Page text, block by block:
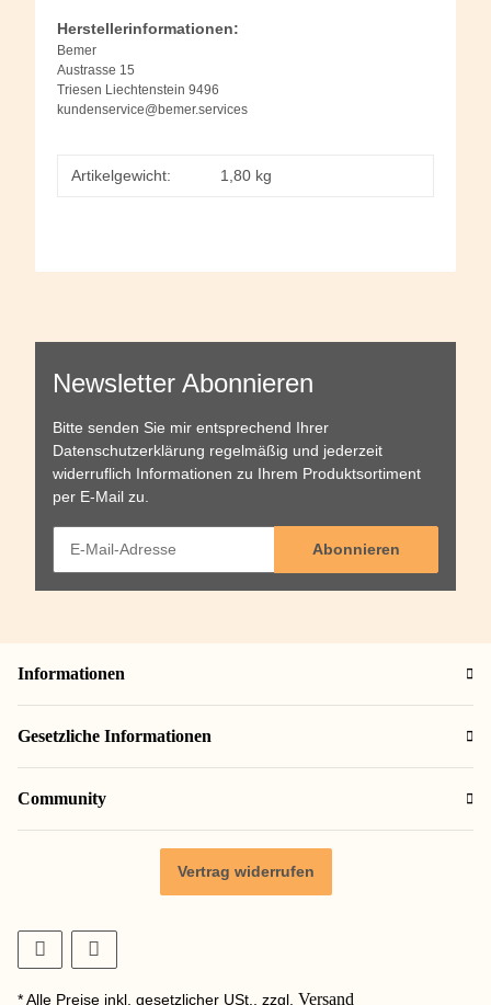
Herstellerinformationen:
Bemer
Austrasse 15
Triesen Liechtenstein 9496
kundenservice@bemer.services
Artikelgewicht: 1,80 kg
Newsletter Abonnieren
Bitte senden Sie mir entsprechend Ihrer
Datenschutzerklärung regelmäßig und jederzeit
widerruflich Informationen zu Ihrem Produktsortiment
per E-Mail zu.
Abonnieren
Informationen
Gesetzliche Informationen
Community
Vertrag widerrufen
* Alle Preise inkl. gesetzlicher USt., zzgl. Versand